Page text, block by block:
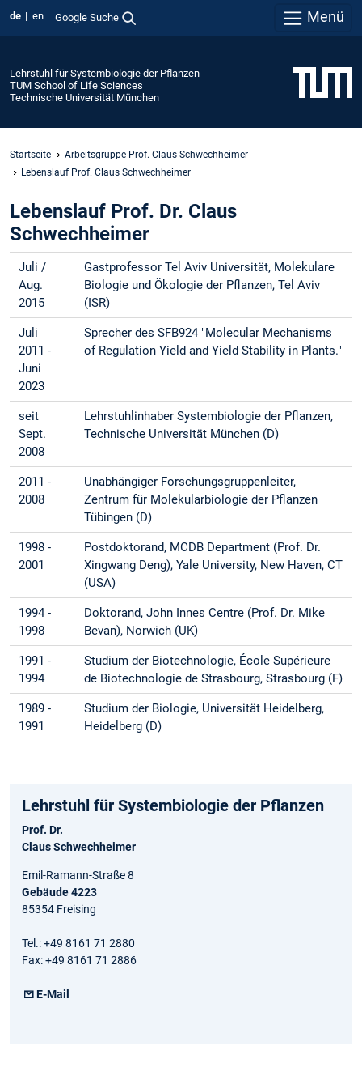
de en Google Suche Menü
Lehrstuhl für Systembiologie der Pflanzen
TUM School of Life Sciences
Technische Universität München
Startseite
Arbeitsgruppe Prof. Claus Schwechheimer
Lebenslauf Prof. Claus Schwechheimer
Lebenslauf Prof. Dr. Claus
Schwechheimer
Juli /
Aug.
2015
Gastprofessor Tel Aviv Universität, Molekulare
Biologie und Ökologie der Pflanzen, Tel Aviv
(ISR)
Juli
2011 -
Juni
2023
Sprecher des SFB924 "Molecular Mechanisms
of Regulation Yield and Yield Stability in Plants."
seit
Sept.
2008
Lehrstuhlinhaber Systembiologie der Pflanzen,
Technische Universität München (D)
2011 -
2008
Unabhängiger Forschungsgruppenleiter,
Zentrum für Molekularbiologie der Pflanzen
Tübingen (D)
1998 -
2001
Postdoktorand, MCDB Department (Prof. Dr.
Xingwang Deng), Yale University, New Haven, CT
(USA)
1994 -
1998
Doktorand, John Innes Centre (Prof. Dr. Mike
Bevan), Norwich (UK)
1991 -
1994
Studium der Biotechnologie, École Supérieure
de Biotechnologie de Strasbourg, Strasbourg (F)
1989 -
1991
Studium der Biologie, Universität Heidelberg,
Heidelberg (D)
Lehrstuhl für Systembiologie der Pflanzen
Prof. Dr.
Claus Schwechheimer
Emil-Ramann-Straße 8
Gebäude 4223
85354 Freising
Tel.: +49 8161 71 2880
Fax: +49 8161 71 2886
E-Mail